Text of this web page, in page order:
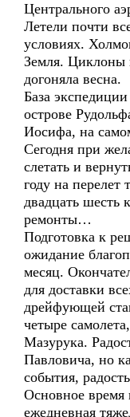
Центрального
Летели почти
условиях.
Земля. Циклоны
догоняла весна.
База
острове
Иосифа, на
Сегодня при
слетать и
году на перелет
двадцать шесть
ремонты…
Подготовка к
ожидание
месяц.
для доставки
дрейфующей
четыре
Мазурука.
Павловича, но
события,
Основное время
ежедневная